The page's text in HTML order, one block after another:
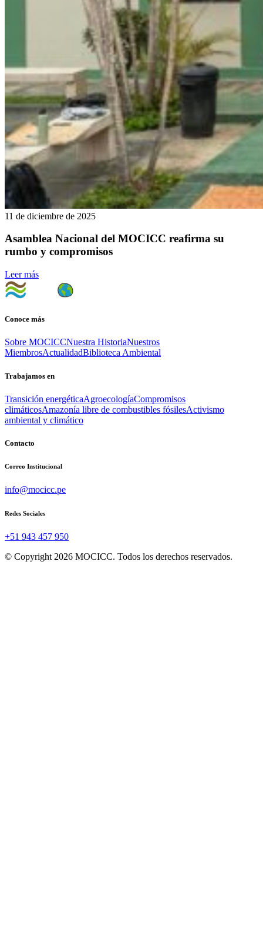
11 de diciembre de 2025
Asamblea Nacional del MOCICC reafirma su
rumbo y compromisos
Leer más
Conoce más
Sobre MOCICCNuestra HistoriaNuestros
MiembrosActualidadBiblioteca Ambiental
Trabajamos en
Transición energéticaAgroecologíaCompromisos
climáticosAmazonía libre de combustibles fósilesActivismo
ambiental y climático
Contacto
Correo Institucional
info@mocicc.pe
Redes Sociales
+51 943 457 950
© Copyright 2026 MOCICC. Todos los derechos reservados.